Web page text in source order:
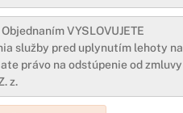
VYSLOVUJETE
služby pred uplynutím lehoty na
právo na odstúpenie od zmluvy
z.